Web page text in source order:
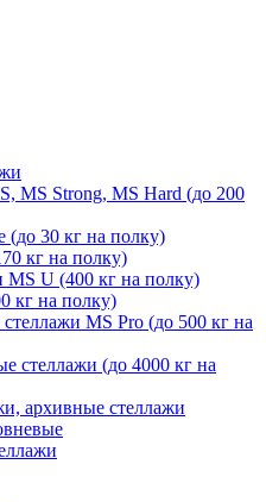
MS Strong, MS Hard (до 200
(до 30 кг на полку)
кг на полку)
U (400 кг на полку)
кг на полку)
MS Pro (до 500 кг на
стеллажи (до 4000 кг на
архивные стеллажи